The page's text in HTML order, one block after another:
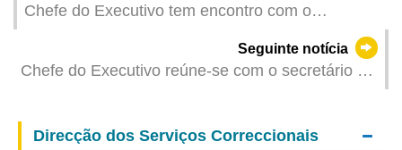
Chefe do Executivo tem encontro com o
vice-ministro da Ecologia e do Ambiente
Seguinte notícia
Chefe do Executivo reúne-se com o secretário do
Emergências
Direcção dos Serviços Correccionais